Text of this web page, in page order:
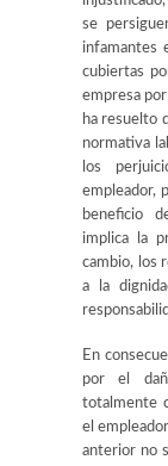
se
infamantes
cubiertas
empresa
ha resuelto
normativa
los
empleador,
beneficio
implica la
cambio, los
a la
En
por el
totalmente
el
anterior no